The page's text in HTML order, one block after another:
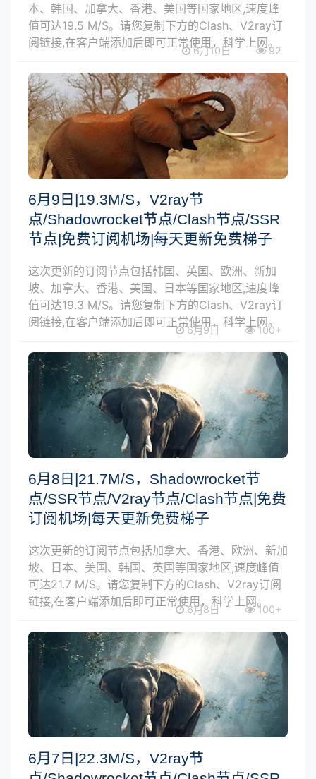
本、韩国、加拿大、香港、美国等国家地区,速度峰
值可达19.5 M/S。请您复制下方的Clash、V2ray订
阅链接,在客户端添加后即可正常使用，科学上网。
6月10日 92
6月9日|19.3M/S，V2ray节
点/Shadowrocket节点/Clash节点/SSR
节点|免费订阅机场|每天更新免费梯子
这次更新的订阅节点包括韩国、英国、欧洲、新加
坡、加拿大、香港、美国、日本等国家地区,速度峰
值可达19.3 M/S。请您复制下方的Clash、V2ray订
阅链接,在客户端添加后即可正常使用，科学上网。
6月9日 100+
6月8日|21.7M/S，Shadowrocket节
点/SSR节点/V2ray节点/Clash节点|免费
订阅机场|每天更新免费梯子
这次更新的订阅节点包括加拿大、香港、欧洲、新加
坡、日本、美国、韩国、英国等国家地区,速度峰值
可达21.7 M/S。请您复制下方的Clash、V2ray订阅
链接,在客户端添加后即可正常使用，科学上网。
6月8日 100+
6月7日|22.3M/S，V2ray节